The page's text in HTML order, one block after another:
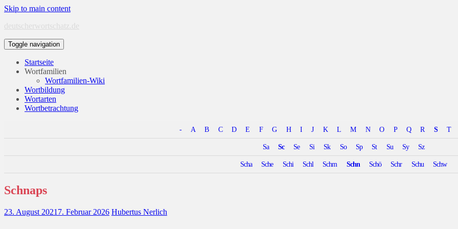
Skip to main content
deutscherwortschatz.de
Toggle navigation
Startseite
Wortfamilien
Wortfamilien-Wiki
Wortbildung
Wortarten
Wortbetrachtung
- A B C D E F G H I J K L M N O P Q R S T
Sa Sc Se Si Sk So Sp St Su Sy Sz
Scha Sche Schi Schl Schm Schn Schö Schr Schu Schw
Schnaps
23. August 2021 7. Februar 2026 Hubertus Nerlich